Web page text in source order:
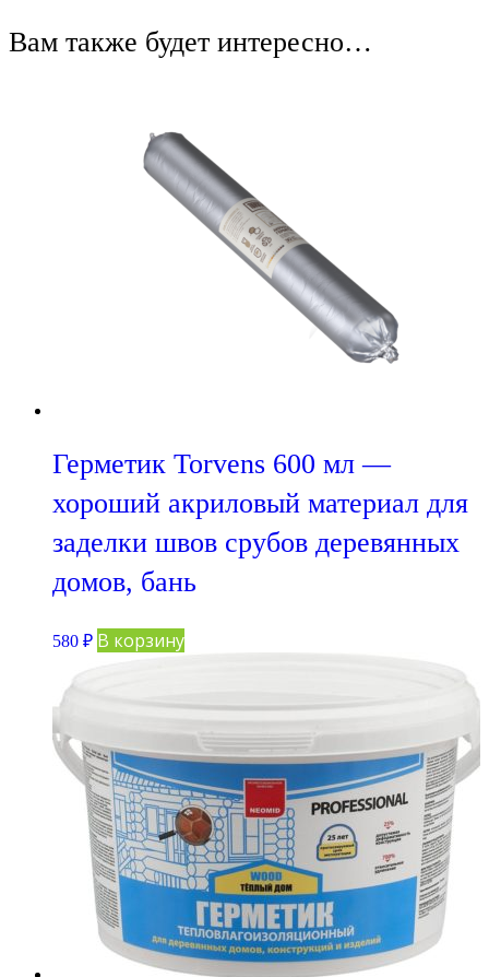
Вам также будет интересно…
Герметик Torvens 600 мл —
хороший акриловый материал для
заделки швов срубов деревянных
домов, бань
580 ₽ В корзину